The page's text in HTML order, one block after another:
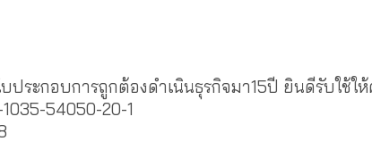
บประกอบการถูกต้องดำเนินธุรกิจมา15ปี ยินดีรับใช้ใ
54050-20-1